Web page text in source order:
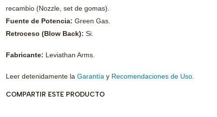
recambio (Nozzle, set de gomas).
Fuente de Potencia: Green Gas.
Retroceso (Blow Back): Si
Fabricante: Leviathan Arms.
Leer detenidamente la Garantía y Recomendaciones de Uso
COMPARTIR ESTE PRODUCTO